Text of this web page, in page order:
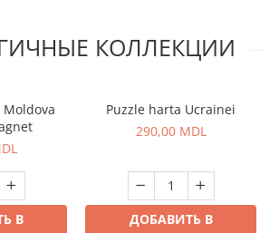
КОЛЛЕКЦИИ
Moldova
В
Puzzle harta Ucrainei
290,00 MDL
ДОБАВИТЬ В